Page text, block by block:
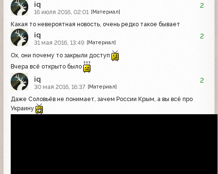
iq
16 июля 2016, 02:01 [Материал]
2
Какая то невероятная новость, очень редко такое бывает
iq
31 мая 2016, 13:49 [Материал]
2
Ох, они почему то закрыли доступ
Вчера всё открыто было
iq
30 мая 2016, 16:37 [Материал]
2
Даже Соловьёв не понимает, зачем России Крым, а вы всё про
Украину